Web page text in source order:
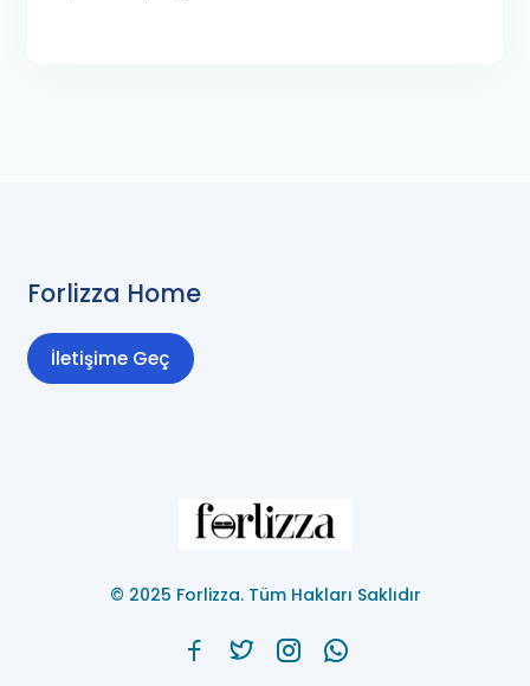
Forlizza Home
İletişime Geç
© 2025 Forlizza. Tüm Hakları Saklıdır